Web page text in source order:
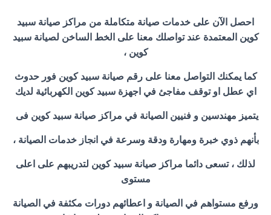
احصل الآن على خدمات صيانة متكاملة من مراكز صيانة سبيد
كوين المعتمدة عند تواصلك معنا على الخط الساخن لصيانة سبيد
كوين ،
كما يمكنك التواصل معنا على رقم صيانة سبيد كوين فور حدوث
اي عطل او توقف مفاجئ في اجهزة سبيد كوين الكهربائية لديك
يتميز مهندسين و فنيين الصيانة في مراكز صيانة سبيد كوين فى
بأنهم ذوي خبرة ومهارة ودقة وسرعة في انجاز خدمات الصيانة ،
لذلك ، تسعى دائما مراكز صيانة سبيد كوين لتدريبهم على اعلى
مستوى
ورفع مستواهم في الصيانة و اعطائهم دورات مكثفة في الصيانة